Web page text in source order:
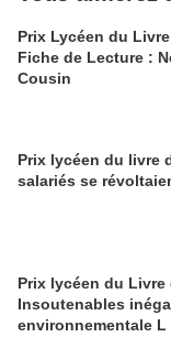
Prix Lycéen du Livre
Fiche de Lecture :
Cousin
Prix lycéen du livre
salariés se
Prix lycéen du Livre
Insoutenables
environnementale L